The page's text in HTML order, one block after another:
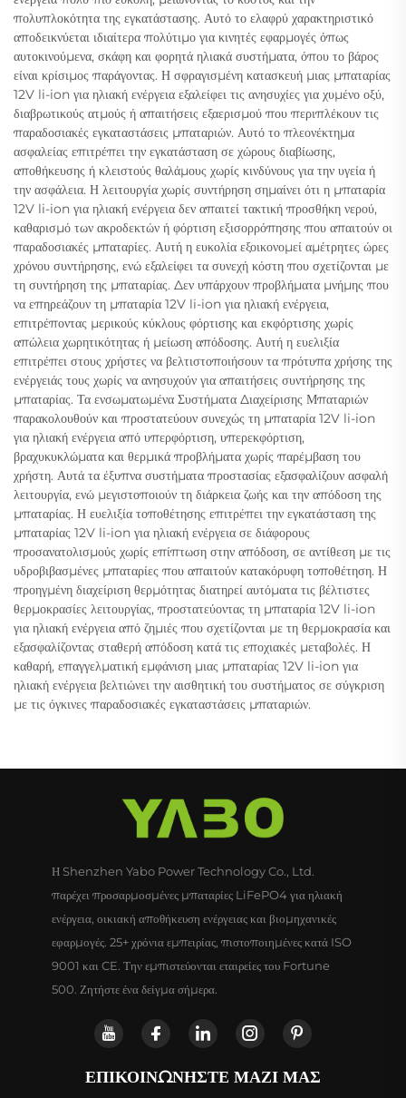
πολυπλοκότητα της εγκατάστασης. Αυτό το ελαφρύ χαρακτηριστικό
αποδεικνύεται ιδιαίτερα πολύτιμο για κινητές εφαρμογές όπως
αυτοκινούμενα, σκάφη και φορητά ηλιακά συστήματα, όπου το βάρος
είναι κρίσιμος παράγοντας. Η σφραγισμένη κατασκευή μιας μπαταρίας
12V li-ion για ηλιακή ενέργεια εξαλείφει τις ανησυχίες για χυμένο οξύ,
διαβρωτικούς ατμούς ή απαιτήσεις εξαερισμού που περιπλέκουν τις
παραδοσιακές εγκαταστάσεις μπαταριών. Αυτό το πλεονέκτημα
ασφαλείας επιτρέπει την εγκατάσταση σε χώρους διαβίωσης,
αποθήκευσης ή κλειστούς θαλάμους χωρίς κινδύνους για την υγεία ή
την ασφάλεια. Η λειτουργία χωρίς συντήρηση σημαίνει ότι η μπαταρία
12V li-ion για ηλιακή ενέργεια δεν απαιτεί τακτική προσθήκη νερού,
καθαρισμό των ακροδεκτών ή φόρτιση εξισορρόπησης που απαιτούν οι
παραδοσιακές μπαταρίες. Αυτή η ευκολία εξοικονομεί αμέτρητες ώρες
χρόνου συντήρησης, ενώ εξαλείφει τα συνεχή κόστη που σχετίζονται με
τη συντήρηση της μπαταρίας. Δεν υπάρχουν προβλήματα μνήμης που
να επηρεάζουν τη μπαταρία 12V li-ion για ηλιακή ενέργεια,
επιτρέποντας μερικούς κύκλους φόρτισης και εκφόρτισης χωρίς
απώλεια χωρητικότητας ή μείωση απόδοσης. Αυτή η ευελιξία
επιτρέπει στους χρήστες να βελτιστοποιήσουν τα πρότυπα χρήσης της
ενέργειάς τους χωρίς να ανησυχούν για απαιτήσεις συντήρησης της
μπαταρίας. Τα ενσωματωμένα Συστήματα Διαχείρισης Μπαταριών
παρακολουθούν και προστατεύουν συνεχώς τη μπαταρία 12V li-ion
για ηλιακή ενέργεια από υπερφόρτιση, υπερεκφόρτιση,
βραχυκυκλώματα και θερμικά προβλήματα χωρίς παρέμβαση του
χρήστη. Αυτά τα έξυπνα συστήματα προστασίας εξασφαλίζουν ασφαλή
λειτουργία, ενώ μεγιστοποιούν τη διάρκεια ζωής και την απόδοση της
μπαταρίας. Η ευελιξία τοποθέτησης επιτρέπει την εγκατάσταση της
μπαταρίας 12V li-ion για ηλιακή ενέργεια σε διάφορους
προσανατολισμούς χωρίς επίπτωση στην απόδοση, σε αντίθεση με τις
υδροβιβασμένες μπαταρίες που απαιτούν κατακόρυφη τοποθέτηση. Η
προηγμένη διαχείριση θερμότητας διατηρεί αυτόματα τις βέλτιστες
θερμοκρασίες λειτουργίας, προστατεύοντας τη μπαταρία 12V li-ion
για ηλιακή ενέργεια από ζημιές που σχετίζονται με τη θερμοκρασία και
εξασφαλίζοντας σταθερή απόδοση κατά τις εποχιακές μεταβολές. Η
καθαρή, επαγγελματική εμφάνιση μιας μπαταρίας 12V li-ion για
ηλιακή ενέργεια βελτιώνει την αισθητική του συστήματος σε σύγκριση
με τις όγκινες παραδοσιακές εγκαταστάσεις μπαταριών.
Η Shenzhen Yabo Power Technology Co., Ltd.
παρέχει προσαρμοσμένες μπαταρίες LiFePO4 για ηλιακή
ενέργεια, οικιακή αποθήκευση ενέργειας και βιομηχανικές
εφαρμογές. 25+ χρόνια εμπειρίας, πιστοποιημένες κατά ISO
9001 και CE. Την εμπιστεύονται εταιρείες του Fortune
500. Ζητήστε ένα δείγμα σήμερα.
ΕΠΙΚΟΙΝΩΝΉΣΤΕ ΜΑΖΊ ΜΑΣ